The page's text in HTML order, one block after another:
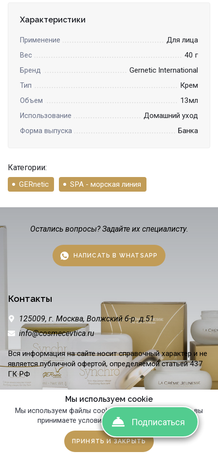
Сравнить Избранное
Характеристики
Применение Для лица
Вес 40 г
Бренд Gernetic International
Тип Крем
Объем 13мл
Использование Домашний уход
Форма выпуска Банка
Категории:
GERnetic SPA - морская линия
Остались вопросы? Задайте их специалисту.
НАПИСАТЬ В WHATSAPP
Контакты
125009, г. Москва, Волжский б-р. д.51
info@cosmecevtica.ru
Вся информация на сайте носит справочный характер и не
является публичной офертой, определяемой статьей 437
ГК РФ
© 2015 — 2026 Cosmecevtica Политика конфиденциальности
Мы используем cookie
Мы используем файлы cookie. Продолжая просмотр, вы
принимаете условия использования сайта.
ПРИНЯТЬ И ЗАКРЫТЬ
Подписаться
Подписаться
Подписаться